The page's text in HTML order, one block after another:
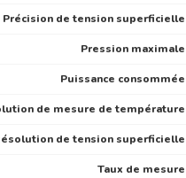
Précision de tension superficielle
Pression maximale
Puissance consommée
de mesure de température
de tension superficielle
Taux de mesure